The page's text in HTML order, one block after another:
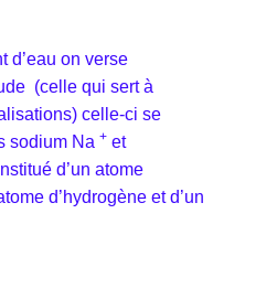
d’eau on verse
(celle qui sert à
celle-ci se
sodium Na +et
d’un atome
d’hydrogène et d’un